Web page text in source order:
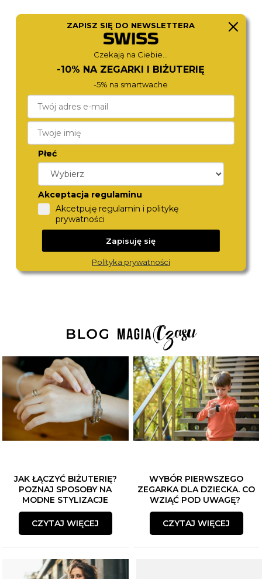
980,- 890,-
TOMMY HILFIGER
1792279 25200545
JAK ŁĄCZYĆ BIŻUTERIĘ?
POZNAJ SPOSOBY NA
MODNE STYLIZACJE
CZYTAJ WIĘCEJ
WYBÓR PIERWSZEGO
ZEGARKA DLA DZIECKA. CO
WZIĄĆ POD UWAGĘ?
CZYTAJ WIĘCEJ
ZAPISZ SIĘ DO NEWSLETTERA
Czekają na Ciebie...
-10% NA ZEGARKI I BIŻUTERIĘ
-5% na smartwache
Płeć
Akceptacja regulaminu
Akcetpuję regulamin i politykę
prywatności
Zapisuję się
Polityka prywatności